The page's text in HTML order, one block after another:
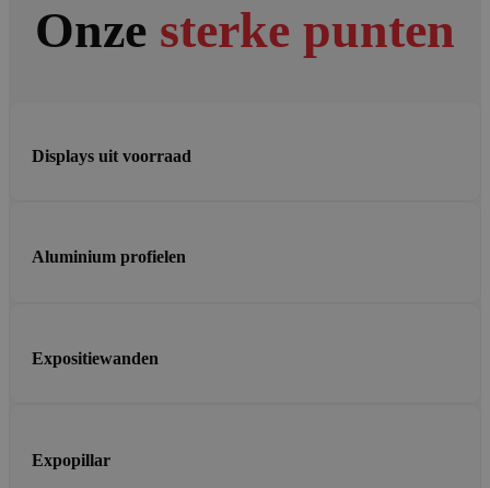
Onze sterke punten
Displays uit voorraad
Aluminium profielen
Expositiewanden
Expopillar